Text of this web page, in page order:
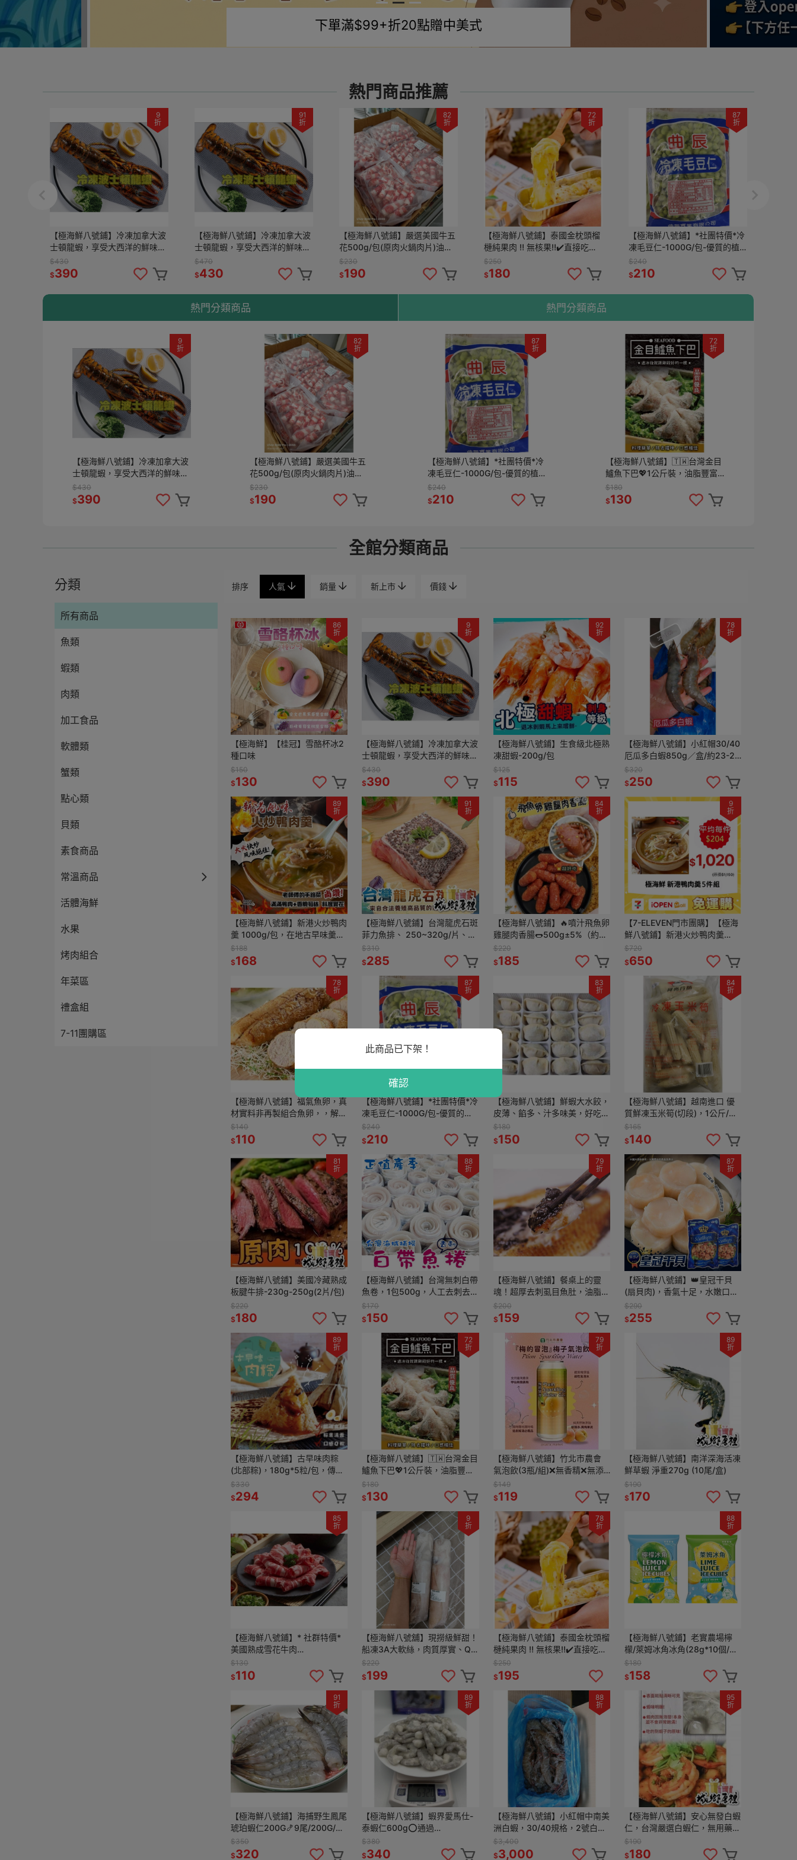
此商品已下架！
確認
🈵 $599 折 $50 🈵 $1,499 折 $70
熱門商品推薦
9
折
【極海鮮八號鋪】冷凍加拿大波
士頓龍蝦，享受大西洋的鮮味，
海鮮中的奢華選擇，無論是節日
慶祝還是高端聚會，都能成為餐
$430
$390
91
折
【極海鮮八號鋪】冷凍加拿大波
士頓龍蝦，享受大西洋的鮮味，
海鮮中的奢華選擇，無論是節日
慶祝還是高端聚會，都能成為餐
$470
$430
82
折
【極海鮮八號鋪】嚴選美國牛五
花500g/包(原肉火鍋肉片)油花
豐盈、鮮嫩多汁，肉食控的靈魂
首選 🍱
$230
$190
72
折
【極海鮮八號鋪】泰國金枕頭榴
槤純果肉 ‼️ 無核果‼️✔️直接吃✔️
烤著吃✔️炸著吃 都超好吃👏
$250
$180
87
折
【極海鮮八號鋪】*社團特價*冷
凍毛豆仁-1000G/包-優質的植
物性蛋白質- 解凍即食(全素)
$240
$210
熱門分類商品 熱門分類商品
9
折
【極海鮮八號鋪】冷凍加拿大波
士頓龍蝦，享受大西洋的鮮味，
海鮮中的奢華選擇，無論是節日
慶祝還是高端聚會，都能成為餐
$430
$390
82
折
【極海鮮八號鋪】嚴選美國牛五
花500g/包(原肉火鍋肉片)油花
豐盈、鮮嫩多汁，肉食控的靈魂
首選 🍱
$230
$190
87
折
【極海鮮八號鋪】*社團特價*冷
凍毛豆仁-1000G/包-優質的植
物性蛋白質- 解凍即食(全素)
$240
$210
72
折
【極海鮮八號鋪】🇹🇼台灣金目
鱸魚下巴💖1公斤裝，油脂豐富
膠質多，煮魚湯或用烤真的超級
好吃😋
$180
$130
全館分類商品
分類
所有商品
魚類
蝦類
肉類
加工食品
軟體類
蟹類
點心類
貝類
素食商品
常溫商品
活體海鮮
水果
烤肉組合
年菜區
禮盒組
7-11團購區
排序 人氣 銷量 新上市 價錢
86
折
【極海鮮】【桂冠】雪酪杯冰2
種口味
$150
$130
9
折
【極海鮮八號鋪】冷凍加拿大波
士頓龍蝦，享受大西洋的鮮味，
海鮮中的奢華選擇，無論是節日
慶祝還是高端聚會，都能成為餐
$430
$390
92
折
【極海鮮八號鋪】生食級北極熟
凍甜蝦-200g/包
$125
$115
78
折
【極海鮮八號鋪】小紅帽30/40
厄瓜多白蝦850g／盒/約23-27
尾｜ 簡單川燙｜ 美味上桌｜原
裝進口｜新鮮急凍
$320
$250
89
折
【極海鮮八號鋪】新港火炒鴨肉
羹 1000g/包，在地古早味羹
湯，真材實料鴨肉塊，加熱即食
超下飯
$188
$168
91
折
【極海鮮八號鋪】台灣龍虎石斑
菲力魚排、 250~320g/片、活
魚HCCP廠嚴選產出
$310
$285
84
折
【極海鮮八號鋪】🔥噴汁飛魚卵
雞腿肉香腸🌭500g±5%（約45
條）逼逼波波的小巧飛魚卵香腸
一口一個好好吃💯
$220
$185
9
折
【7-ELEVEN門市團購】【極海
鮮八號鋪】新港火炒鴨肉羹
1000g/包*多包組合
$720
$650
78
折
【極海鮮八號鋪】福氣魚卵，真
材實料非再製組合魚卵，，解凍
後煎炸，下酒、配飯，沒有魚腥
味，讓您口齒留香
$140
$110
87
折
【極海鮮八號鋪】*社團特價*冷
凍毛豆仁-1000G/包-優質的植
物性蛋白質- 解凍即食(全素)
$240
$210
83
折
【極海鮮八號鋪】鮮蝦大水餃，
皮薄、餡多、汁多味美，好吃到
一盒不夠吃
$180
$150
84
折
【極海鮮八號鋪】越南進口 優
質鮮凍玉米筍(切段)，1公斤/
包，免洗免切，直接下鍋烹調，
口感就像現採的一樣青翠
$165
$140
81
折
【極海鮮八號鋪】美國冷藏熟成
板腱牛排-230g-250g(2片/包)
$220
$180
88
折
【極海鮮八號鋪】台灣無刺白帶
魚卷，1包500g，人工去刺去
骨，再費工將白帶魚肉捲起，肉
質綿密好吃，簡單料理
$170
$150
79
折
【極海鮮八號鋪】餐桌上的靈
魂！超厚去刺虱目魚肚，油脂豐
盈、肉質細嫩 ✨鮮美厚實、軟
嫩入味，快速端出5星級海味 🍱
$200
$159
87
折
【極海鮮八號鋪】👑皇冠干貝
(扇貝肉)，香氣十足，水嫩口
感，大海鮮甜滋味，不可生食
$290
$255
89
折
【極海鮮八號鋪】古早味肉粽
(北部粽)，180g*5粒/包，傳統
古早味北部粽，使用台灣濁水溪
優質長糯米，佐以獨門醬汁拌入
$330
$294
72
折
【極海鮮八號鋪】🇹🇼台灣金目
鱸魚下巴💖1公斤裝，油脂豐富
膠質多，煮魚湯或用烤真的超級
好吃😋
$180
$130
79
折
【極海鮮八號鋪】竹北市農會
氣泡飲(3瓶/組)❌無香精❌無添
加〞健康無負擔~ 隨時都想來上
一杯，清爽又暢快
$149
$119
89
折
【極海鮮八號鋪】南洋深海活凍
鮮草蝦 淨重270g (10尾/盒)
$190
$170
85
折
【極海鮮八號鋪】* 社群特價*
美國熟成雪花牛肉
片-180G/0.25CM/包，肉質Q
彈、油脂豐富
$130
$110
9
折
【極海鮮八號舖】現撈級鮮甜！
船凍3A大軟絲，肉質厚實、Q
彈脆口 ✨純淨海域捕撈，小資
族的高級海鮮餐 🌊厚切咬下超
$220
$199
78
折
【極海鮮八號鋪】泰國金枕頭榴
槤純果肉 ‼️ 無核果‼️✔️直接吃✔️
烤著吃✔️炸著吃 都超好吃👏
$250
$195
88
折
【極海鮮八號鋪】老實農場檸
檬/萊姆冰角冰角(28g*10個/
袋)_100%原汁製成❌無添加防腐
劑、色素及香精
$180
$158
91
折
【極海鮮八號鋪】海捕野生鳳尾
琥珀蝦仁200G🍤9尾/200G/包
(無包冰)🍤飯店指定使用等級規
格，高貴不貴
$350
$320
89
折
【極海鮮八號鋪】蝦界愛馬仕-
泰蝦仁600g⭕️通過
HACCP•GMP•BAP三重認證⭕️
高鹽度海域生長⭕️甜度高原汁
$380
$340
88
折
【極海鮮八號鋪】小紅帽中南美
洲白蝦，30/40規格，2號白
蝦，毛重800g，淨重700g，一
箱14盒
$3,400
$3,000
95
折
【極海鮮八號鋪】安心無發白蝦
仁，台灣嚴選白蝦仁，無用藥，
無添加使用磷酸鹽，硼砂等藥
劑，300g±10%包
$190
$180